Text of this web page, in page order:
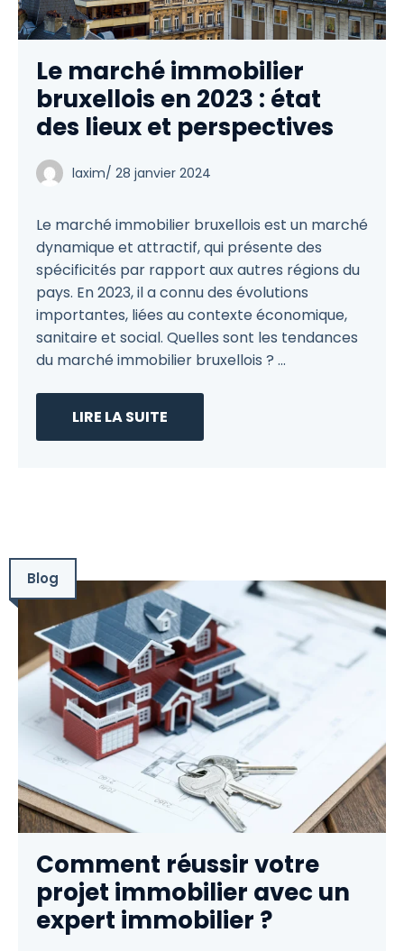
Le marché immobilier
bruxellois en 2023 : état
des lieux et perspectives
laxim/ 28 janvier 2024
Le marché immobilier bruxellois est un marché
dynamique et attractif, qui présente des
spécificités par rapport aux autres régions du
pays. En 2023, il a connu des évolutions
importantes, liées au contexte économique,
sanitaire et social. Quelles sont les tendances
du marché immobilier bruxellois ? ...
LIRE LA SUITE
Blog
Comment réussir votre
projet immobilier avec un
expert immobilier ?